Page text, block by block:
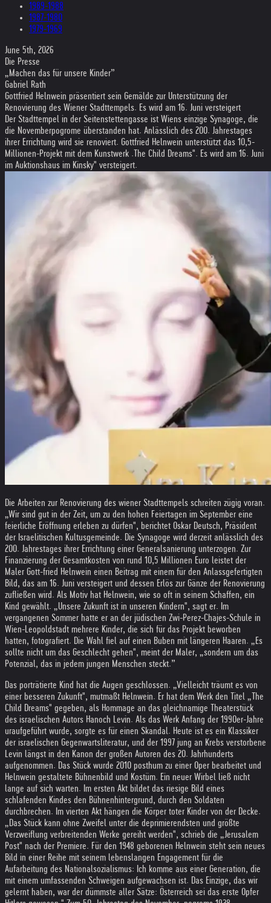
1989-1988
1987-1980
1979-1969
June 5th, 2026
Die Presse
„Machen das für unsere Kinder”
Gabriel Rath
Gottfried Helnwein präsentiert sein Gemälde zur Unterstützung der
Renovierung des Wiener Stadttempels. Es wird am 16. Juni versteigert
Der Stadttempel in der Seitenstettengasse ist Wiens einzige Synagoge, die
die Novemberpogrome überstanden hat. Anlässlich des 200. Jahrestages
ihrer Errichtung wird sie renoviert. Gottfried Helnwein unterstützt das 10,5-
Millionen-Projekt mit dem Kunstwerk .The Child Dreams". Es wird am 16. Juni
im Auktionshaus im Kinsky" versteigert.
Die Arbeiten zur Renovierung des wiener Stadttempels schreiten zügig voran.
„Wir sind gut in der Zeit, um zu den hohen Feiertagen im September eine
feierliche Eröffnung erleben zu dürfen", berichtet Oskar Deutsch, Präsident
der Israelitischen Kultusgemeinde. Die Synagoge wird derzeit anlässlich des
200. Jahrestages ihrer Errichtung einer Generalsanierung unterzogen. Zur
Finanzierung der Gesamtkosten von rund 10,5 Millionen Euro leistet der
Maler Gott-fried Helnwein einen Beitrag mit einem für den Anlassgefertigten
Bild, das am 16. Juni versteigert und dessen Erlös zur Gänze der Renovierung
zufließen wird. Als Motiv hat Helnwein, wie so oft in seinem Schaffen, ein
Kind gewählt. „Unsere Zukunft ist in unseren Kindern", sagt er. Im
vergangenen Sommer hatte er an der jüdischen Zwi-Perez-Chajes-Schule in
Wien-Leopoldstadt mehrere Kinder, die sich für das Projekt beworben
hatten, fotografiert. Die Wahl fiel auf einen Buben mit längeren Haaren. „Es
sollte nicht um das Geschlecht gehen", meint der Maler, „sondern um das
Potenzial, das in jedem jungen Menschen steckt.”
Das porträtierte Kind hat die Augen geschlossen. „Vielleicht träumt es von
einer besseren Zukunft", mutmaßt Helnwein. Er hat dem Werk den Titel „The
Child Dreams" gegeben, als Hommage an das gleichnamige Theaterstück
des israelischen Autors Hanoch Levin. Als das Werk Anfang der 1990er-Jahre
uraufgeführt wurde, sorgte es für einen Skandal. Heute ist es ein Klassiker
der israelischen Gegenwartsliteratur, und der 1997 jung an Krebs verstorbene
Levin längst in den Kanon der großen Autoren des 20. Jahrhunderts
aufgenommen. Das Stück wurde 2010 posthum zu einer Oper bearbeitet und
Helnwein gestaltete Bühnenbild und Kostüm. Ein neuer Wirbel ließ nicht
lange auf sich warten. Im ersten Akt bildet das riesige Bild eines
schlafenden Kindes den Bühnenhintergrund, durch den Soldaten
durchbrechen. Im vierten Akt hängen die Körper toter Kinder von der Decke.
„Das Stück kann ohne Zweifel unter die deprimierendsten und größte
Verzweiflung verbreitenden Werke gereiht werden", schrieb die „Jerusalem
Post" nach der Premiere. Für den 1948 geborenen Helnwein steht sein neues
Bild in einer Reihe mit seinem lebenslangen Engagement für die
Aufarbeitung des Nationalsozialismus: Ich komme aus einer Generation, die
mit einem umfassenden Schweigen aufgewachsen ist. Das Einzige, das wir
gelernt haben, war der dümmste aller Sätze: Österreich sei das erste Opfer